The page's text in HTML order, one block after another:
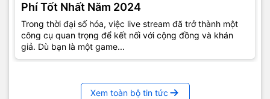
Phí Tốt Nhất Năm 2024
Trong thời đại số hóa, việc live stream đã trở thành một
công cụ quan trọng để kết nối với cộng đồng và khán
giả. Dù bạn là một game...
Xem toàn bộ tin tức